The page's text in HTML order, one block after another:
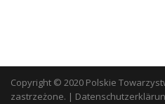
Copyright © 2020 Polskie
zastrzeżone. |